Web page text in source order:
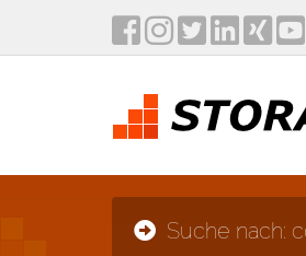
Suche nach: